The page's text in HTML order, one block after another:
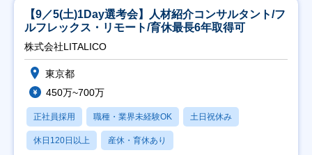
【9／5(土)1Day選考会】人材紹介コンサルタント/フ
ルフレックス・リモート/育休最長6年取得可
株式会社LITALICO
東京都
450万~700万
正社員採用 職種・業界未経験OK 土日祝休み
休日120日以上 産休・育休あり